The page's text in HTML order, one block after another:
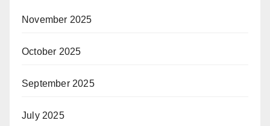
November 2025
October 2025
September 2025
July 2025